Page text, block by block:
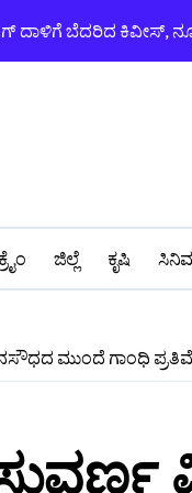
ದಾಳಿಗೆ ಬೆದರಿದ ಕಿವೀಸ್,
ಕ್ರೈಂ ಜಿಲ್ಲೆ ಕೃಷಿ
ಮುಂದೆ ಗಾಂಧಿ